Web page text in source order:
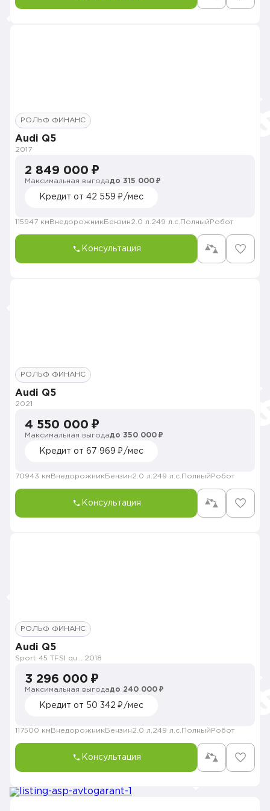
РОЛЬФ ФИНАНС
Audi Q5
2017
2 849 000 ₽
Максимальная выгодадо 315 000 ₽
Кредит от 42 559 ₽/мес
115947 км Внедорожник Бензин2.0 л. 249 л.с. Полный Робот
Консультация
РОЛЬФ ФИНАНС
Audi Q5
2021
4 550 000 ₽
Максимальная выгодадо 350 000 ₽
Кредит от 67 969 ₽/мес
70943 км Внедорожник Бензин2.0 л. 249 л.с. Полный Робот
Консультация
РОЛЬФ ФИНАНС
Audi Q5
2018
3 296 000 ₽
Максимальная выгодадо 240 000 ₽
Кредит от 50 342 ₽/мес
117500 км Внедорожник Бензин2.0 л. 249 л.с. Полный Робот
Консультация